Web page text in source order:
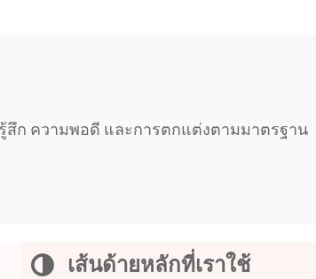
สึก ความพอดี และการตกแต่งตามมาตรฐาน
เส้นด้ายหลักที่เราใช้